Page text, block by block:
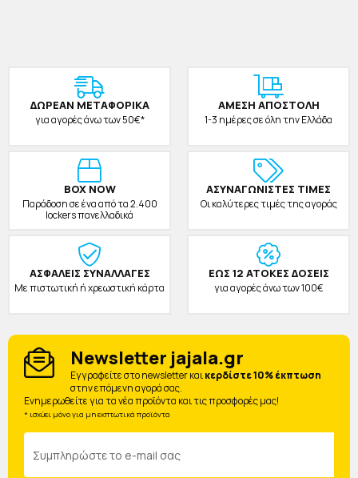
ΔΩΡΕAΝ ΜΕΤΑΦΟΡΙΚΑ
για αγορές άνω των 50€*
ΑΜΕΣΗ ΑΠΟΣΤΟΛΗ
1-3 ημέρες σε όλη την Ελλάδα
BOX NOW
Παράδοση σε ένα από τα 2.400
lockers πανελλαδικά
ΑΣΥΝΑΓΩΝΙΣΤΕΣ ΤΙΜΕΣ
Οι καλύτερες τιμές της αγοράς
ΑΣΦΑΛΕΙΣ ΣΥΝΑΛΛΑΓΕΣ
Με πιστωτική ή χρεωστική κάρτα
ΕΩΣ 12 ΑΤΟΚΕΣ ΔΟΣΕΙΣ
για αγορές άνω των 100€
Newsletter jajala.gr
Eγγραφείτε στο newsletter καικερδίστε 10% έκπτωση
στην επόμενη αγορά σας.
Ενημερωθείτε για τα νέα προϊόντα και τις προσφορές μας!
* ισχύει μόνο για μη εκπτωτικά προϊόντα